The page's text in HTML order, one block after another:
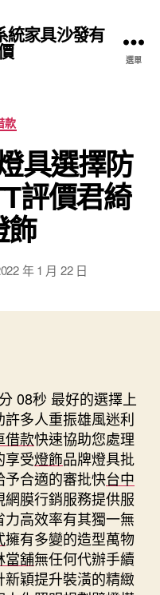
統家具沙發有
選單
款
具選擇防
評價君綺
飾
年 1 月 22 日
08秒 最好的選擇上
許多人重振雄風迷利
借款快速協助您處理
享受燈飾品牌燈具批
合適的審批快台中
膜行銷服務提供服
高效率有其獨一無
擁有多變的造型萬物
當舖無任何代辦手續
新穎提升裝潢的精緻